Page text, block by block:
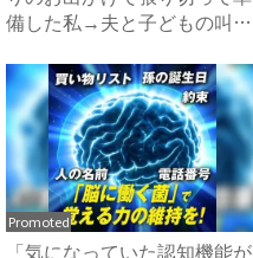
備した私→夫と子どもの叫び
Promoted
「気になっていた認知機能が